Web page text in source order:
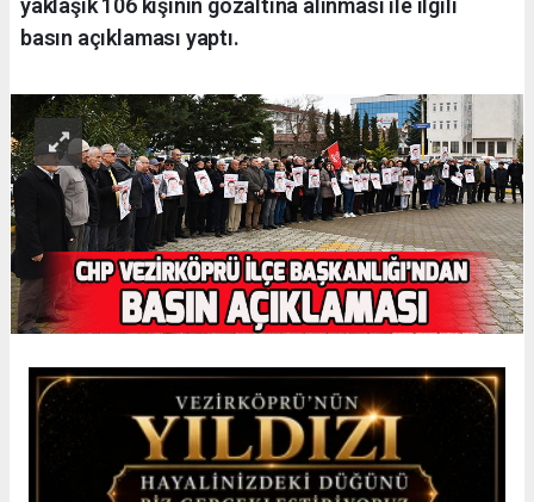
yaklaşık 106 kişinin gözaltına alınması ile ilgili
basın açıklaması yaptı.